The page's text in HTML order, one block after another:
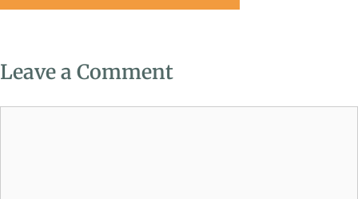
Leave a Comment